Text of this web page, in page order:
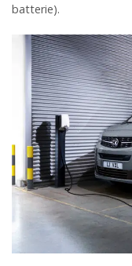
batterie).